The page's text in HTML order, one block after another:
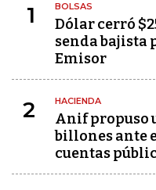
1 BOLSAS
Dólar cerró
senda bajista
Emisor
2 HACIENDA
Anif propuso
billones ante
cuentas